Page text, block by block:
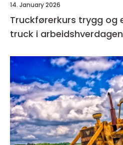
14. January 2026
Truckførerkurs trygg og effektiv bruk av
truck i arbeidshverdagen